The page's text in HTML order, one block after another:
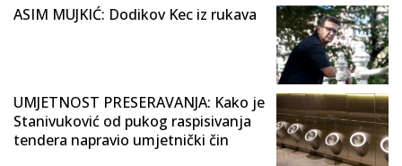
ASIM MUJKIĆ: Dodikov Kec iz rukava
UMJETNOST PRESERAVANJA: Kako je
Stanivuković od pukog raspisivanja
tendera napravio umjetnički čin